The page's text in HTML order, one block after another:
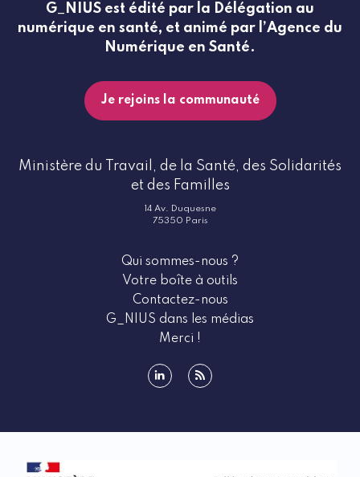
G_NIUS est édité par la Délégation au
numérique en santé, et animé par l’Agence du
Numérique en Santé.
Je rejoins la communauté
Ministère du Travail, de la Santé, des Solidarités
et des Familles
14 Av. Duquesne
75350 Paris
Qui sommes-nous ?
Votre boîte à outils
Contactez-nous
G_NIUS dans les médias
Merci !